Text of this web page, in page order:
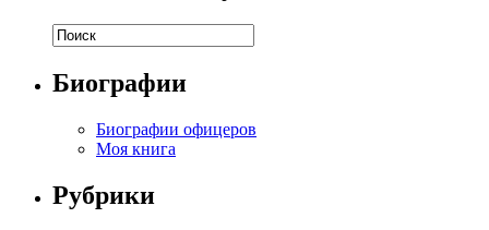
Биографии
Биографии офицеров
Моя книга
Рубрики